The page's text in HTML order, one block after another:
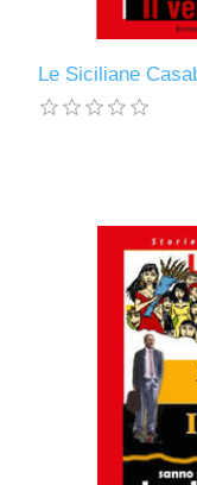
Le Siciliane